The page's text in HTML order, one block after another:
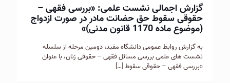
گزارش اجمالی نشست علمی: «بررسی فقهی –
حقوقی سقوط حق حضانت مادر در صورت ازدواج
(موضوع ماده 1170 قانون مدنی)»
به گزارش روابط عمومی دانشگاه مفيد، دومين مرحله از سلسله
نشست های علمی بررسی مسائل فقهی – حقوقی زنان، با عنوان
«بررسی فقهی – حقوقی سقوط[…]